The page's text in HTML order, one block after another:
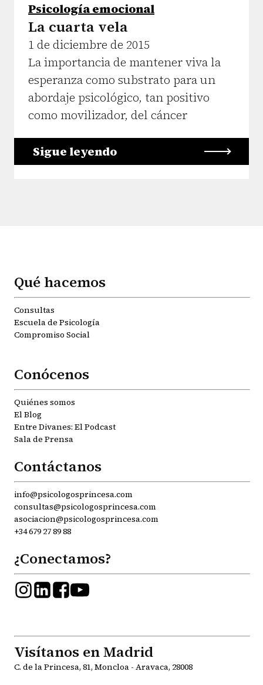
Psicología emocional
La cuarta vela
1 de diciembre de 2015
La importancia de mantener viva la
esperanza como substrato para un
abordaje psicológico, tan positivo
como movilizador, del cáncer
Sigue leyendo
Qué hacemos
Consultas
Escuela de Psicología
Compromiso Social
Conócenos
Quiénes somos
El Blog
Entre Divanes: El Podcast
Sala de Prensa
Contáctanos
info@psicologosprincesa.com
consultas@psicologosprincesa.com
asociacion@psicologosprincesa.com
+34 679 27 89 88
¿Conectamos?
Visítanos en Madrid
C. de la Princesa, 81, Moncloa - Aravaca, 28008